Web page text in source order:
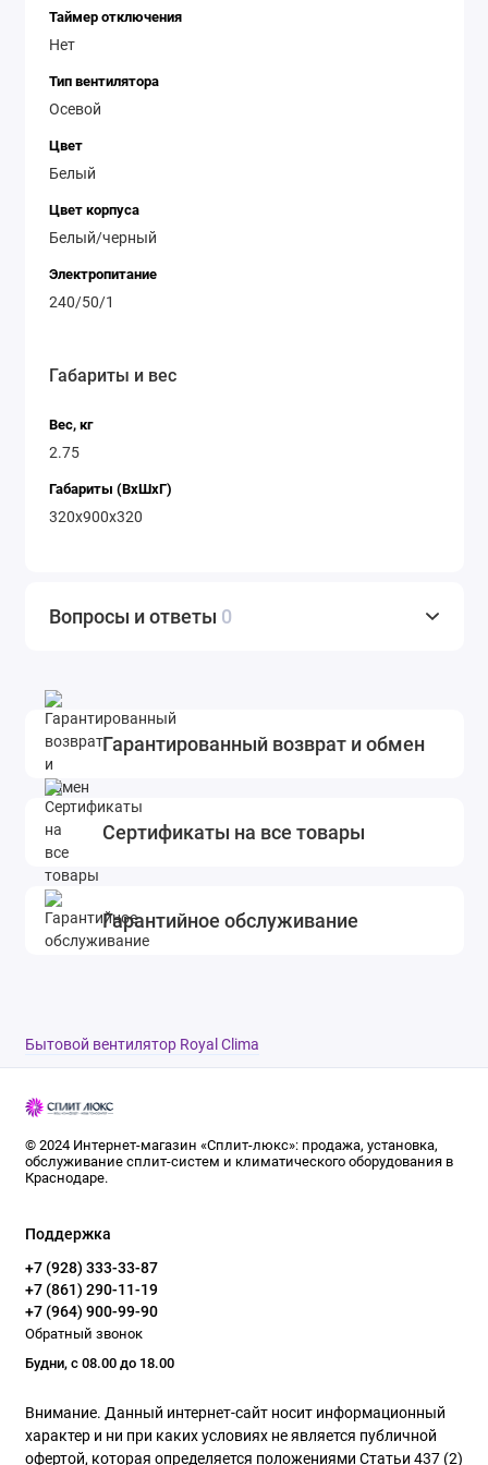
вам комфортный микроклимат в любое время года, а
стильный дизайн и компактные размеры позволят
ему гармонично вписаться в интерьер вашего
помещения. Приобретайте Royal Clima RSF-162M-WT и
Таймер отключения
Нет
Тип вентилятора
Осевой
Цвет
Белый
Цвет корпуса
Белый/черный
Электропитание
240/50/1
Габариты и вес
Вес, кг
2.75
Габариты (ВхШхГ)
320x900x320
Вопросы и ответы 0
Гарантированный возврат и обмен
Сертификаты на все товары
Гарантийное обслуживание
Бытовой вентилятор Royal Clima
© 2024 Интернет-магазин «Сплит-люкс»: продажа, установка,
обслуживание сплит-систем и климатического оборудования в
Краснодаре.
Поддержка
+7 (928) 333-33-87
+7 (861) 290-11-19
+7 (964) 900-99-90
Обратный звонок
Будни, с 08.00 до 18.00
Внимание. Данный интернет-сайт носит информационный
характер и ни при каких условиях не является публичной
офертой, которая определяется положениями Статьи 437 (2)